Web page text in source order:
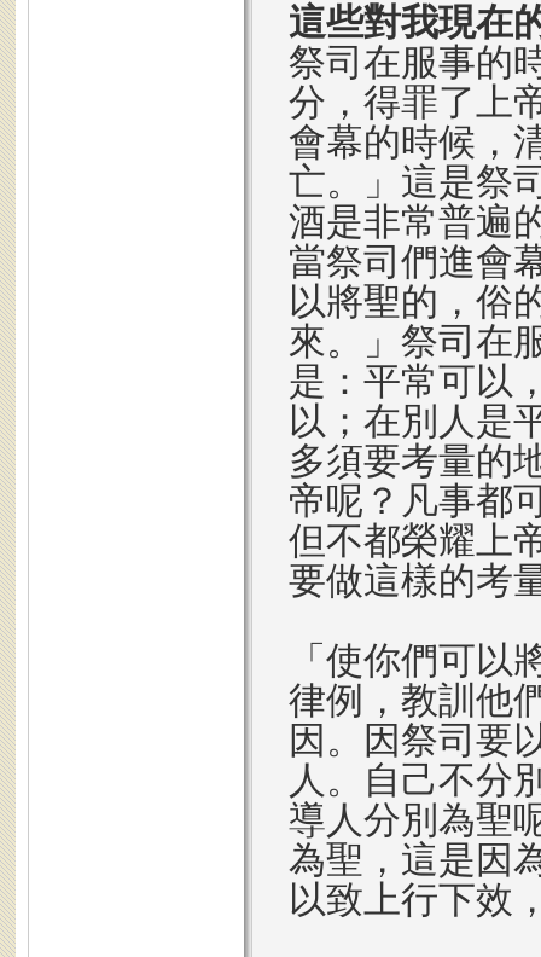
這些對我現
祭司在服事的
分，得罪了上
會幕的時候，
亡。」這是祭
酒是非常普遍
當祭司們進會
以將聖的，俗
來。」祭司在
是：平常可以
以；在別人是
多須要考量的
帝呢？凡事都
但不都榮耀上
要做這樣的考
「使你們可以
律例，教訓他
因。因祭司要
人。自己不分
導人分別為聖
為聖，這是因
以致上行下效